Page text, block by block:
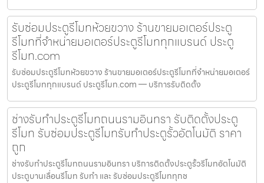
รับซ่อมประตูรีโมทห้วยขวาง ร้านขายมอเตอร์ประตู
รีโมทที่จำหน่ายมอเตอร์ประตูรีโมททุกแบรนด์ ประตู
รีโมท.com
รับซ่อมประตูรีโมทห้วยขวาง ร้านขายมอเตอร์ประตูรีโมทที่จำหน่ายมอเตอร์
ประตูรีโมททุกแบรนด์ ประตูรีโมท.com — บริการรับติดตั้ง
ช่างรับทำประตูรีโมทถนนรามอินทรา รับติดตั้งประตู
รีโมท รับซ่อมประตูรีโมทรับทำประตูรั้วอัตโนมัติ ราคา
ถูก
ช่างรับทำประตูรีโมทถนนรามอินทรา บริการติดตั้งประตูรั้วรีโมทอัตโนมัติ
ประตูบานเลื่อนรีโมท รับทำ และ รับซ่อมประตูรีโมททุกช